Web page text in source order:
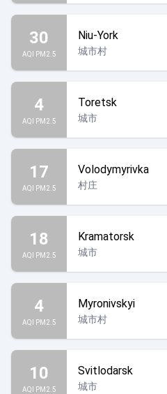
30
AQI PM2.5
Niu-York
城市村
4
AQI PM2.5
Toretsk
城市
17
AQI PM2.5
Volodymyrivka
村庄
18
AQI PM2.5
Kramatorsk
城市
4
AQI PM2.5
Myronivskyi
城市村
10
AQI PM2.5
Svitlodarsk
城市